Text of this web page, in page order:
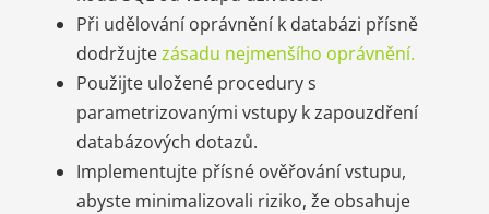
Při udělování oprávnění k databázi přísně
dodržujtezásadu nejmenšího oprávnění.
Použijte uložené procedury s
parametrizovanými vstupy k zapouzdření
databázových dotazů.
Implementujte přísné ověřování vstupu,
abyste minimalizovali riziko, že obsahuje